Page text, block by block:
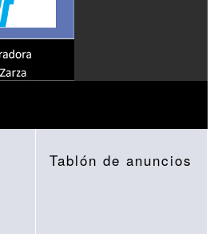
Tablón de anuncios